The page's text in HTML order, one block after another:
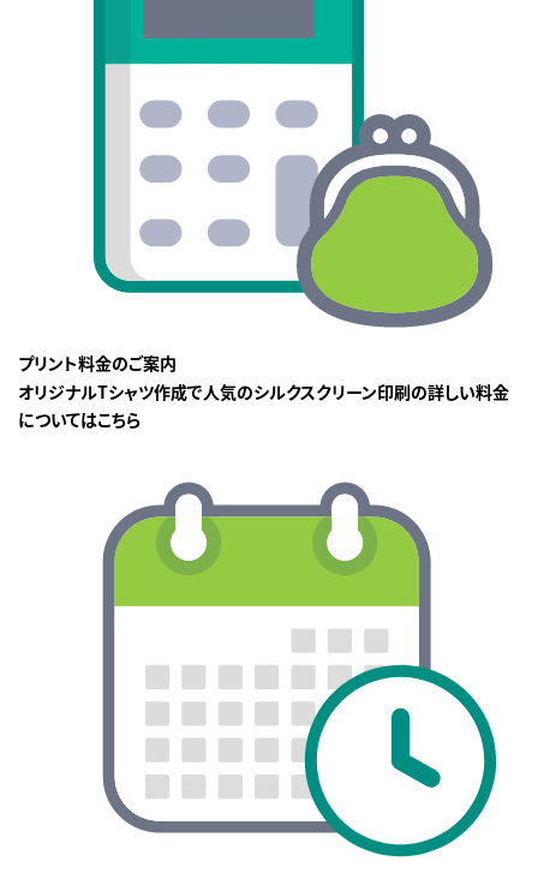
プリント料金のご案内
オリジナルTシャツ作成で人気のシルクスクリーン印刷の詳しい料金
についてはこちら